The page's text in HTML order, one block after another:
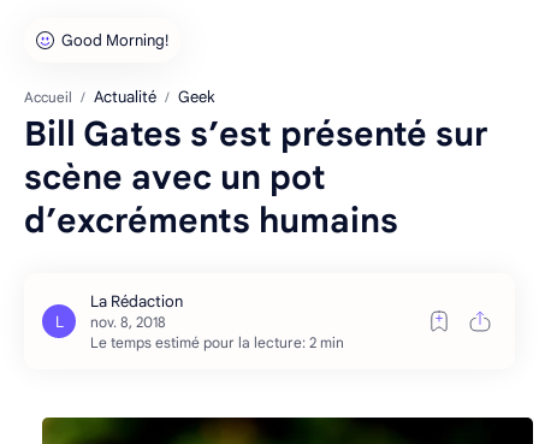
Accueil Actualité Geek
Bill Gates s’est présenté sur
scène avec un pot
d’excréments humains
Le temps estimé pour la lecture: 2 min